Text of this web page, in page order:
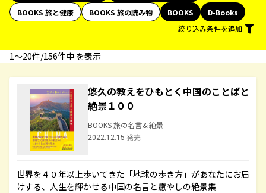
BOOKS 旅と健康
BOOKS 旅の読み物 BOOKS
D-Books
絞り込み条件を追加
1〜20件/156件中 を表示
悠久の教えをひもとく中国のことばと
絶景１００
BOOKS 旅の名言＆絶景
2022.12.15 発売
世界を４０年以上歩いてきた「地球の歩き方」があなたにお届
けする、人生を輝かせる中国の名言と癒やしの絶景集